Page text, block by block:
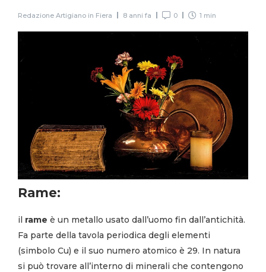
Redazione Artigiano in Fiera 8 anni fa 0 1 min
Rame:
il rame è un metallo usato dall’uomo fin dall’antichità.
Fa parte della tavola periodica degli elementi
(simbolo Cu) e il suo numero atomico è 29. In natura
si può trovare all’interno di minerali che contengono